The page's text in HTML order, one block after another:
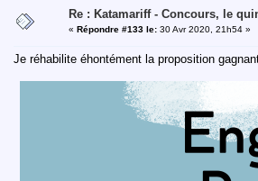
Re : Katamariff - Concours, le
« Répondre #133 le: 30 Avr 2020, 21h54 »
Je réhabilite éhontément la proposition